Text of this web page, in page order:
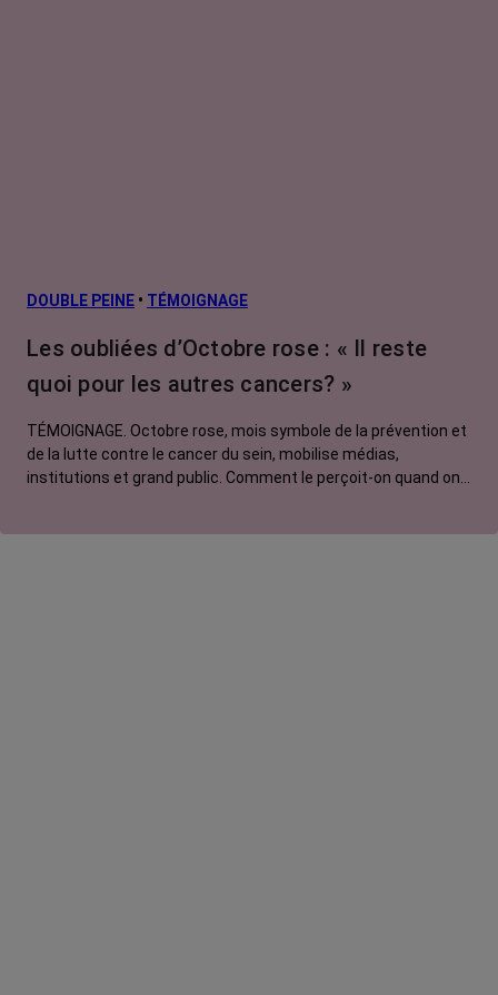
DOUBLE PEINE • TÉMOIGNAGE
Les oubliées d’Octobre rose : « Il reste
quoi pour les autres cancers? »
TÉMOIGNAGE. Octobre rose, mois symbole de la prévention et
de la lutte contre le cancer du sein, mobilise médias,
institutions et grand public. Comment le perçoit-on quand on